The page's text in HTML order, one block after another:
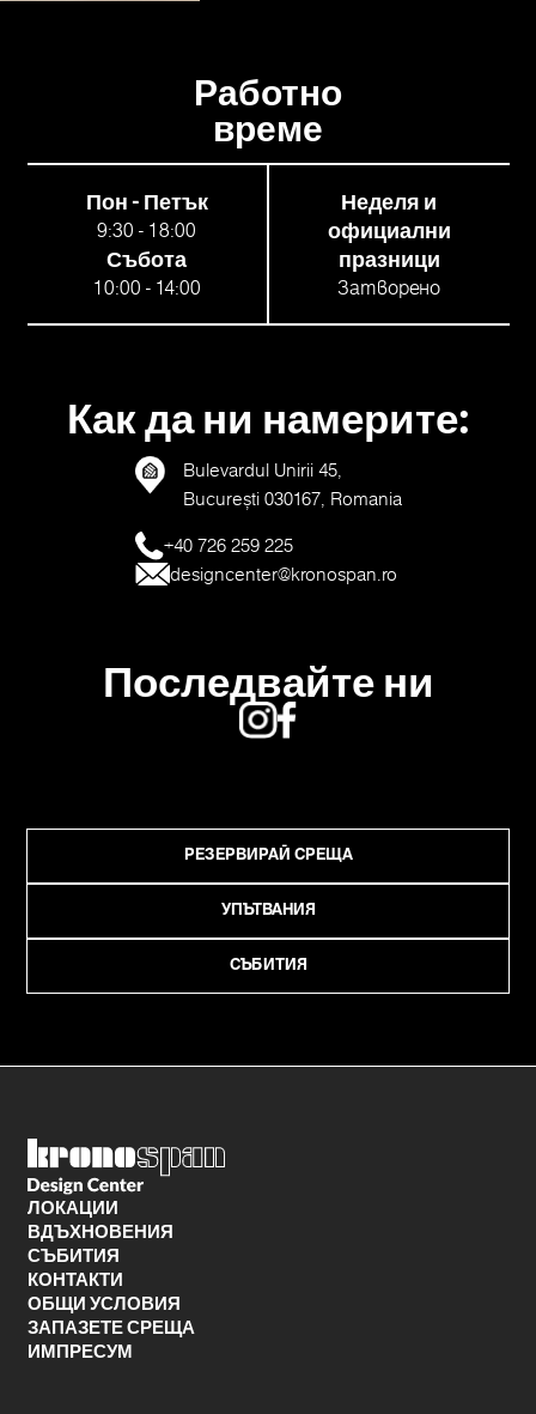
Работно
време
Пон - Петък
9:30 - 18:00
Събота
10:00 - 14:00
Неделя и
официални
празници
Затворено
Как да ни намерите:
Bulevardul Unirii 45,
București 030167, Romania
+40 726 259 225
designcenter@kronospan.ro
Последвайте ни
РЕЗЕРВИРАЙ СРЕЩА
УПЪТВАНИЯ
СЪБИТИЯ
ЛОКАЦИИ
ВДЪХНОВЕНИЯ
СЪБИТИЯ
КОНТАКТИ
ОБЩИ УСЛОВИЯ
ЗАПАЗЕТЕ СРЕЩА
ИМПРЕСУМ